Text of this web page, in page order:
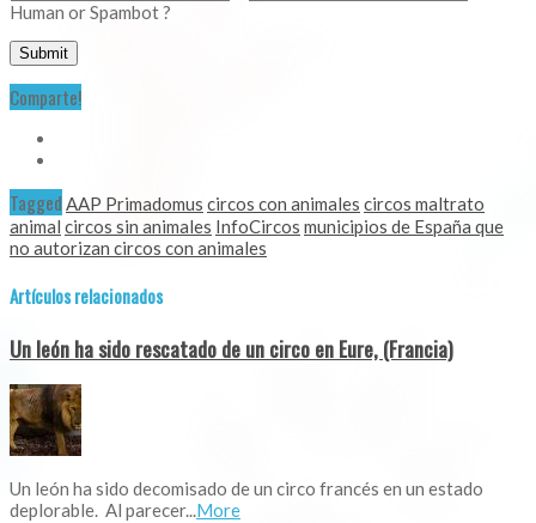
Human or Spambot ?
Comparte!
Tagged AAP Primadomus circos con animales circos maltrato
animal circos sin animales InfoCircos municipios de España que
no autorizan circos con animales
Artículos relacionados
Un león ha sido rescatado de un circo en Eure, (Francia)
Un león ha sido decomisado de un circo francés en un estado
deplorable. Al parecer...More